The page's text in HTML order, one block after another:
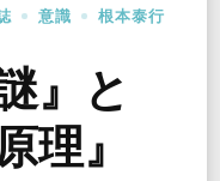
意識 根本泰行
』と
理』